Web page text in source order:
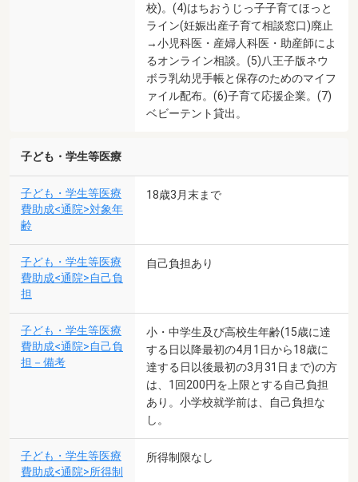
校)。(4)はちおうじっ子子育てほっと
ライン(妊娠出産子育て相談窓口)廃止
→小児科医・産婦人科医・助産師によ
るオンライン相談。(5)八王子版ネウ
ボラ乳幼児手帳と保存のためのマイフ
ァイル配布。(6)子育て応援企業。(7)
ベビーテント貸出。
子ども・学生等医療
子ども・学生等医療
費助成<通院>対象年
齢
18歳3月末まで
子ども・学生等医療
費助成<通院>自己負
担
自己負担あり
子ども・学生等医療
費助成<通院>自己負
担－備考
小・中学生及び高校生年齢(15歳に達
する日以降最初の4月1日から18歳に
達する日以後最初の3月31日まで)の方
は、1回200円を上限とする自己負担
あり。小学校就学前は、自己負担な
し。
子ども・学生等医療
費助成<通院>所得制
所得制限なし